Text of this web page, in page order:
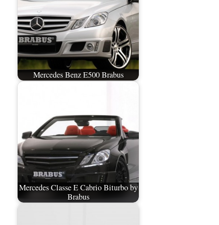
Mercedes Benz E500 Brabus
Mercedes Classe E Cabrio Biturbo by
Brabus